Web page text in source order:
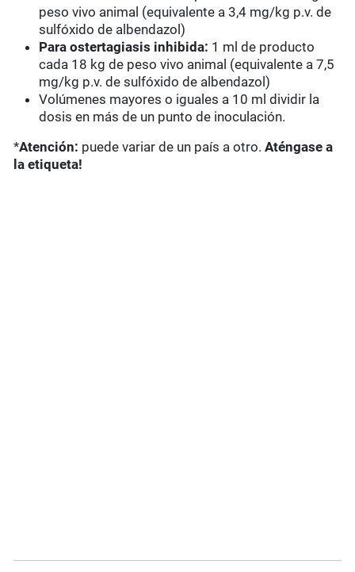
peso vivo animal (equivalente a 3,4 mg/kg p.v. de
sulfóxido de albendazol)
Para ostertagiasis inhibida: 1 ml de producto
cada 18 kg de peso vivo animal (equivalente a 7,5
mg/kg p.v. de sulfóxido de albendazol)
Volúmenes mayores o iguales a 10 ml dividir la
dosis en más de un punto de inoculación.
*Atención: puede variar de un país a otro.Aténgase a
la etiqueta!